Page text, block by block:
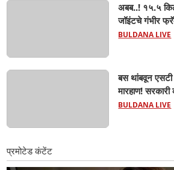
अबब..! १५.५
जॉइंटचे गंभीर
BULDANA LIVE
बस थांबवून
मारहाण!
प्रवाशांसमोर
BULDANA LIVE